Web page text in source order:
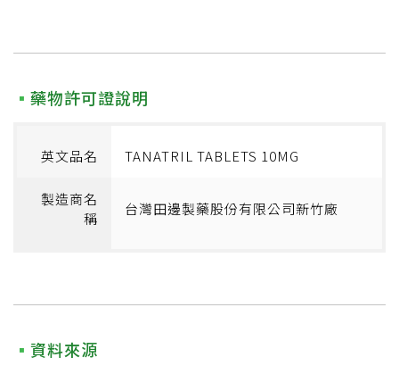
藥物許可證說明
英文品名 TANATRIL TABLETS 10MG
製造商名
稱
台灣田邊製藥股份有限公司新竹廠
資料來源